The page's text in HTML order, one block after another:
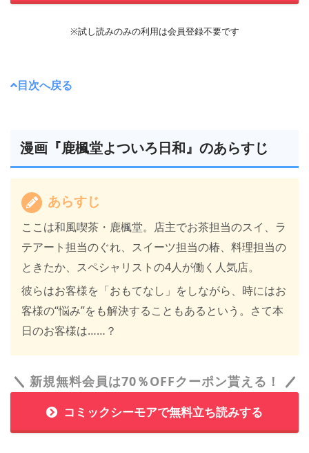
※試し読みのみの利用は会員登録不要です
目次へ戻る
漫画『鹿楓堂よついろ日和』のあらすじ
あらすじ
ここは和風喫茶・鹿楓堂。店主でお茶担当のスイ、ラ
テアート担当のぐれ、スイーツ担当の椿、料理担当の
ときたか、スペシャリストの4人が働く人気店。
彼らはお客様を「おもてなし」をしながら、時にはお
客様の“悩み”をも解決することもあるという。さて本
日のお客様は……？
新規無料会員は70％OFFクーポン貰える！
コミックシーモアで無料立ち読みする